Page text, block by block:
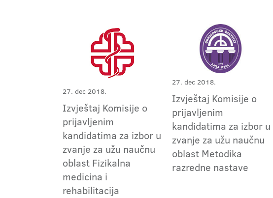
27. dec 2018.
Izvještaj Komisije o
prijavljenim
kandidatima za izbor u
zvanje za užu naučnu
oblast Fizikalna
medicina i
rehabilitacija
27. dec 2018.
Izvještaj Komisije o
prijavljenim
kandidatima za izbor u
zvanje za užu naučnu
oblast Metodika
razredne nastave